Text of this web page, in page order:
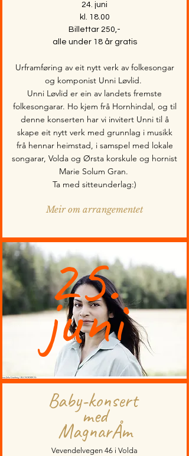
24. juni
kl. 18.00
Billettar 250,-
alle under 18 år gratis
Urframføring av eit nytt verk av folkesongar
og komponist Unni Løvlid.
Unni Løvlid er ein av landets fremste
folkesongarar. Ho kjem frå Hornhindal, og til
denne konserten har vi invitert Unni til å
skape eit nytt verk med grunnlag i musikk
frå hennar heimstad, i samspel med lokale
songarar, Volda og Ørsta korskule og hornist
Marie Solum Gran.
Ta med sitteunderlag:)
Meir om arrangementet
25.
juni
Baby-konsert
med
MagnarÅm
Vevendelvegen 46 i Volda